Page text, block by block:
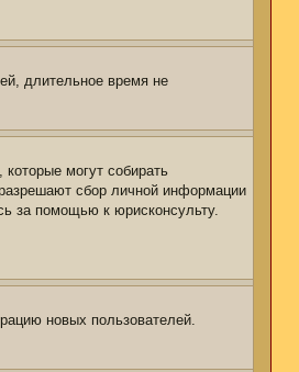
длительное время не
могут собирать
сбор личной информации
за помощью к юрисконсульту.
новых пользователей.